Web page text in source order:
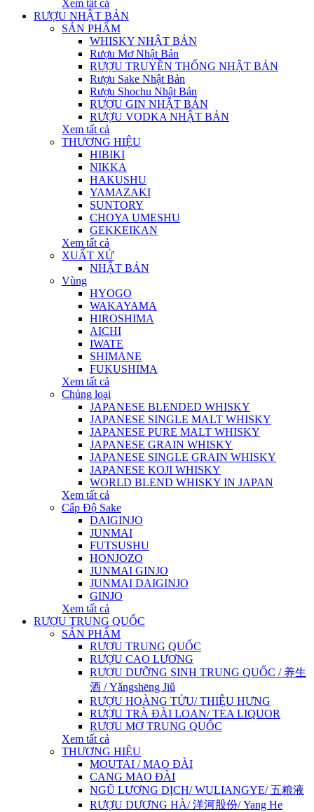
Xem tất cả
RƯỢU NHẬT BẢN
SẢN PHẨM
WHISKY NHẬT BẢN
Rượu Mơ Nhật Bản
RƯỢU TRUYỀN THỐNG NHẬT BẢN
Rượu Sake Nhật Bản
Rượu Shochu Nhật Bản
RƯỢU GIN NHẬT BẢN
RƯỢU VODKA NHẬT BẢN
Xem tất cả
THƯƠNG HIỆU
HIBIKI
NIKKA
HAKUSHU
YAMAZAKI
SUNTORY
CHOYA UMESHU
GEKKEIKAN
Xem tất cả
XUẤT XỨ
NHẬT BẢN
Vùng
HYOGO
WAKAYAMA
HIROSHIMA
AICHI
IWATE
SHIMANE
FUKUSHIMA
Xem tất cả
Chủng loại
JAPANESE BLENDED WHISKY
JAPANESE SINGLE MALT WHISKY
JAPANESE PURE MALT WHISKY
JAPANESE GRAIN WHISKY
JAPANESE SINGLE GRAIN WHISKY
JAPANESE KOJI WHISKY
WORLD BLEND WHISKY IN JAPAN
Xem tất cả
Cấp Độ Sake
DAIGINJO
JUNMAI
FUTSUSHU
HONJOZO
JUNMAI GINJO
JUNMAI DAIGINJO
GINJO
Xem tất cả
RƯỢU TRUNG QUỐC
SẢN PHẨM
RƯỢU TRUNG QUỐC
RƯỢU CAO LƯƠNG
RƯỢU DƯỠNG SINH TRUNG QUỐC / 养生
酒 / Yǎngshēng Jiǔ
RƯỢU HOÀNG TỬU/ THIỆU HƯNG
RƯỢU TRÀ ĐÀI LOAN/ TEA LIQUOR
RƯỢU MƠ TRUNG QUỐC
Xem tất cả
THƯƠNG HIỆU
MOUTAI / MAO ĐÀI
CANG MAO ĐÀI
NGŨ LƯƠNG DỊCH/ WULIANGYE/ 五粮液
RƯỢU DƯƠNG HÀ/ 洋河股份/ Yang He